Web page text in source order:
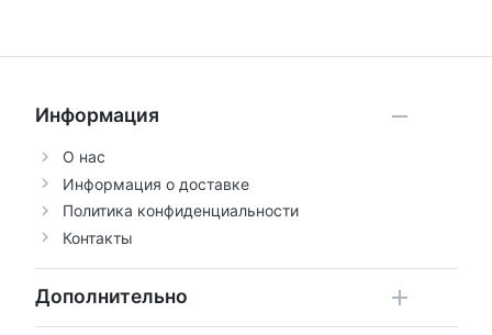
Информация
О нас
Информация о доставке
Политика конфиденциальности
Контакты
Дополнительно